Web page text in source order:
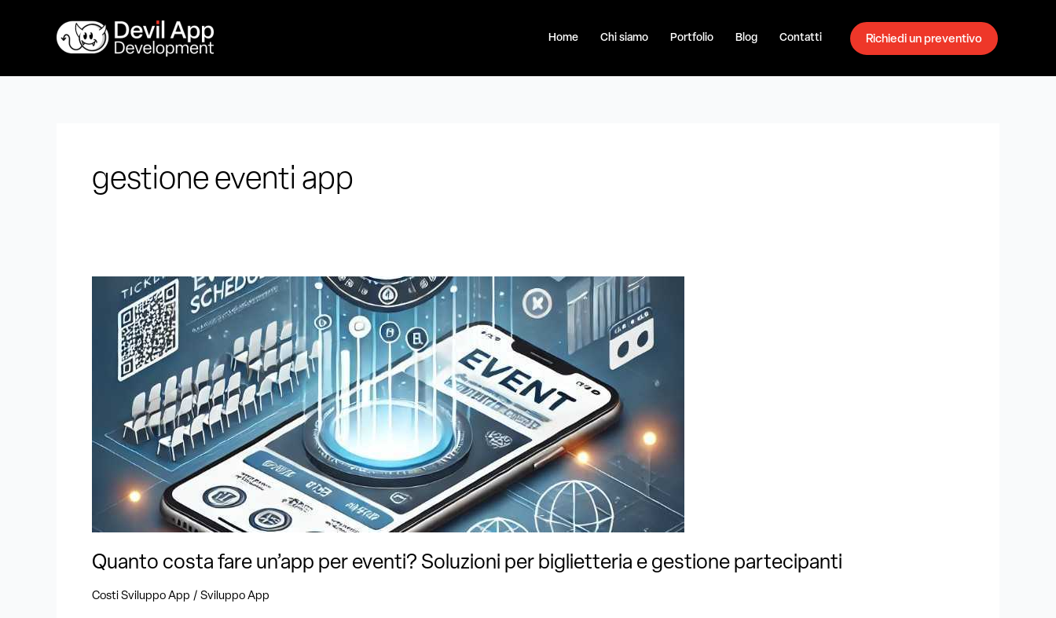
Home Chi siamo Portfolio Blog Contatti Richiedi un preventivo
gestione eventi app
Quanto costa fare un’app per eventi? Soluzioni per biglietteria e gestione partecipanti
Costi Sviluppo App / Sviluppo App
un’app
eventi?
Soluzioni
biglietteria
gestione
partecipanti